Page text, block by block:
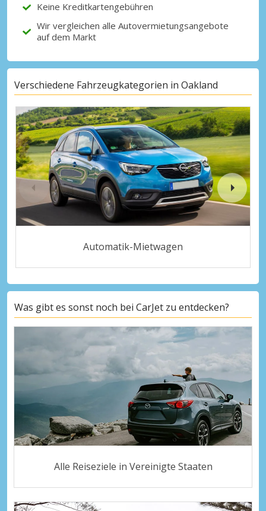
Keine Kreditkartengebühren
Wir vergleichen alle Autovermietungsangebote
auf dem Markt
Verschiedene Fahrzeugkategorien in Oakland
Automatik-Mietwagen
Was gibt es sonst noch bei CarJet zu entdecken?
Alle Reiseziele in Vereinigte Staaten